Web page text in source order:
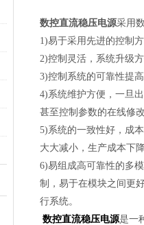
数控直流稳压电源采用
1)易于采用先进的控制
2)控制灵活，系统升级
3)控制系统的可靠性提
4)系统维护方便，一旦
甚至控制参数的在线修
5)系统的一致性好，成
大大减小，生产成本下降
6)易组成高可靠性的多
制，易于在模块之间更
行系统。
数控直流稳压电源是一